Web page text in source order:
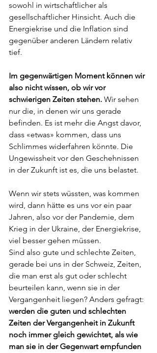
sowohl in wirtschaftlicher als
gesellschaftlicher Hinsicht. Auch die
Energiekrise und die Inflation sind
gegenüber anderen Ländern relativ
tief.
Im gegenwärtigen Moment können wir
also nicht wissen, ob wir vor
schwierigen Zeiten stehen. Wir sehen
nur die, in denen wir uns gerade
befinden. Es ist mehr die Angst davor,
dass «etwas» kommen, dass uns
Schlimmes widerfahren könnte. Die
Ungewissheit vor den Geschehnissen
in der Zukunft ist es, die uns belastet.
Wenn wir stets wüssten, was kommen
wird, dann hätte es uns vor ein paar
Jahren, also vor der Pandemie, dem
Krieg in der Ukraine, der Energiekrise,
viel besser gehen müssen.
Sind also gute und schlechte Zeiten,
gerade bei uns in der Schweiz, Zeiten,
die man erst als gut oder schlecht
beurteilen kann, wenn sie in der
Vergangenheit liegen? Anders gefragt:
werden die guten und schlechten
Zeiten der Vergangenheit in Zukunft
noch immer gleich gewichtet, als wie
man sie in der Gegenwart empfunden